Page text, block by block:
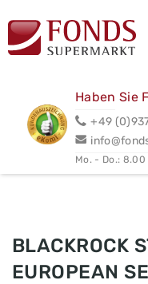
Haben Sie
+49
Mo. - Do.:
BLACKROCK
EUROPEAN